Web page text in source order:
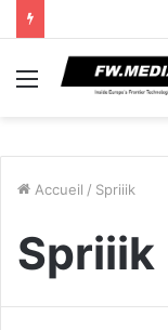
Menu
Accueil / Spriiik
Spriiik